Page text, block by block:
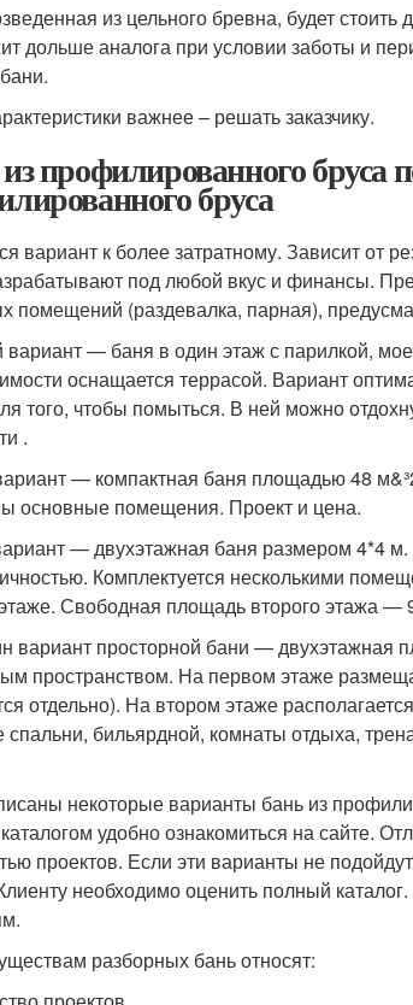
из цельного бревна, будет
дольше аналога при условии заботы и
важнее – решать заказчику.
профилированного бруса
бруса
вариант к более затратному. Зависит от
под любой вкус и финансы.
помещений (раздевалка, парная),
вариант — баня в один этаж с парилкой,
оснащается террасой. Вариант
того, чтобы помыться. В ней можно
.
— компактная баня площадью 48
основные помещения. Проект и цена.
— двухэтажная баня размером 4*4
Комплектуется несколькими
Свободная площадь второго этажа —
вариант просторной бани — двухэтажная
пространством. На первом этаже
отдельно). На втором этаже
спальни, бильярдной, комнаты отдыха,
некоторые варианты бань из
удобно ознакомиться на сайте.
проектов. Если эти варианты не
необходимо оценить полный
разборных бань относят: